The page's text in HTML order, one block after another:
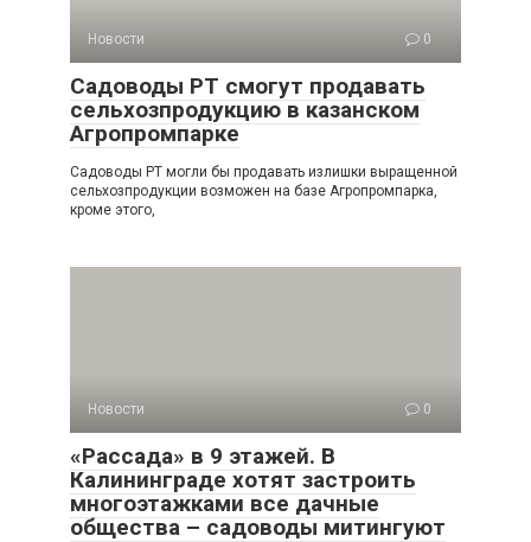
Новости 0
Садоводы РТ смогут продавать
сельхозпродукцию в казанском
Агропромпарке
Садоводы РТ могли бы продавать излишки выращенной
сельхозпродукции возможен на базе Агропромпарка,
кроме этого,
Новости 0
«Рассада» в 9 этажей. В
Калининграде хотят застроить
многоэтажками все дачные
общества – садоводы митингуют